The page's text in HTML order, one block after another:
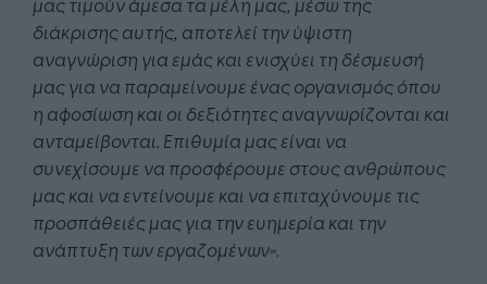
διάκρισης αυτής, αποτελεί την ύψιστη
αναγνώριση για εμάς και ενισχύει τη δέσμευσή
μας για να παραμείνουμε ένας οργανισμός όπου
η αφοσίωση και οι δεξιότητες αναγνωρίζονται και
ανταμείβονται. Επιθυμία μας είναι να
συνεχίσουμε να προσφέρουμε στους ανθρώπους
μας και να εντείνουμε και να επιταχύνουμε τις
προσπάθειές μας για την ευημερία και την
ανάπτυξη των εργαζομένων».